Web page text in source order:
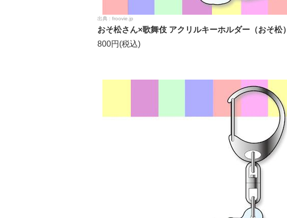
froovie.jp
おそ松さん×歌舞伎 アクリルキーホルダー（おそ松）
800円(税込)